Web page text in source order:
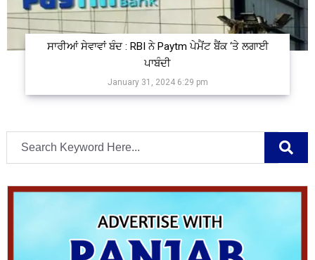
ਸਾਰੀਆਂ ਸੇਵਾਵਾਂ ਬੰਦ : RBI ਨੇ Paytm ਪੇਮੈਂਟ ਬੈਂਕ ‘ਤੇ ਲਗਾਈ
ਪਾਬੰਦੀ
January 31, 2024 6:29 pm